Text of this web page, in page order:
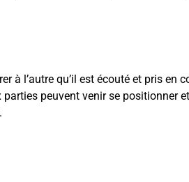
à l’autre qu’il est écouté et pris en
peuvent venir se positionner